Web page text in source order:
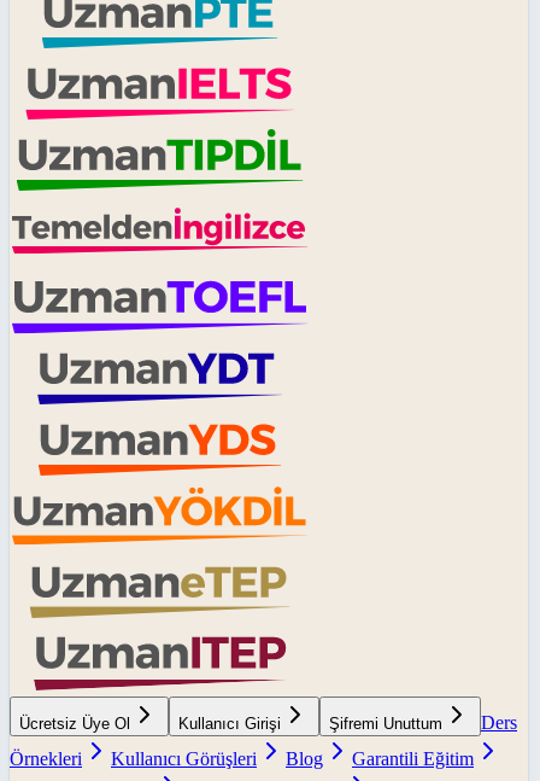
Ücretsiz Üye Ol Kullanıcı Girişi Şifremi Unuttum
Ders
Örnekleri
Kullanıcı Görüşleri Blog
Garantili Eğitim